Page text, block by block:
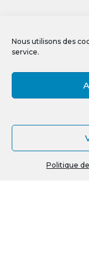
Nous utilisons des
service.
Politique
Mentions
Politique
Crédit
Recherche